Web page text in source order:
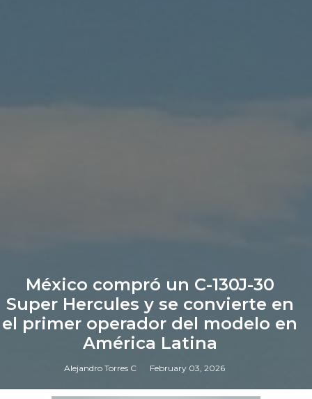
México compró un C-130J-30
Super Hercules y se convierte en
el primer operador del modelo en
América Latina
Alejandro Torres C February 03, 2026